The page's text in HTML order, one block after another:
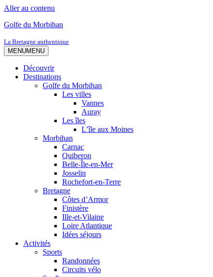
Aller au contenu
Golfe du Morbihan
La Bretagne authentique
MENUMENU
Découvrir
Destinations
Golfe du Morbihan
Les villes
Vannes
Auray
Les îles
L’île aux Moines
Morbihan
Carnac
Quiberon
Belle-Île-en-Mer
Josselin
Rochefort-en-Terre
Bretagne
Côtes d’Armor
Finistère
Ille-et-Vilaine
Loire Atlantique
Idées séjours
Activités
Sports
Randonnées
Circuits vélo